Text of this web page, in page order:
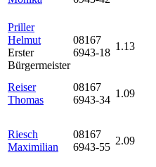
Priller
Helmut
Erster
Bürgermeister
08167
6943-18
1.13
Reiser
Thomas
08167
6943-34
1.09
Riesch
Maximilian
08167
6943-55
2.09